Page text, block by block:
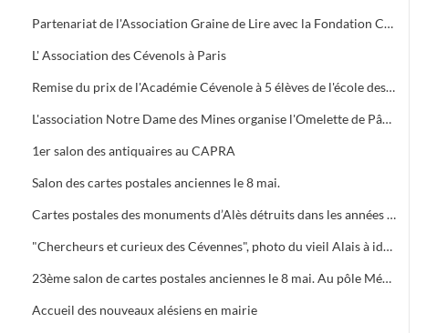
Partenariat de l'Association Graine de Lire avec la Fondation Crédit Mutuel
L' Association des Cévenols à Paris
Remise du prix de l'Académie Cévenole à 5 élèves de l'école des Mines pour leur travail sur la mine et ses conséquences sur l'économie et les paysages.
L'association Notre Dame des Mines organise l'Omelette de Pâques à l'Ermitage
1er salon des antiquaires au CAPRA
Salon des cartes postales anciennes le 8 mai.
Cartes postales des monuments d’Alès détruits dans les années 1960.
"Chercheurs et curieux des Cévennes", photo du vieil Alais à identifier.
23ème salon de cartes postales anciennes le 8 mai. Au pôle Mécanique grand prix camion
Accueil des nouveaux alésiens en mairie